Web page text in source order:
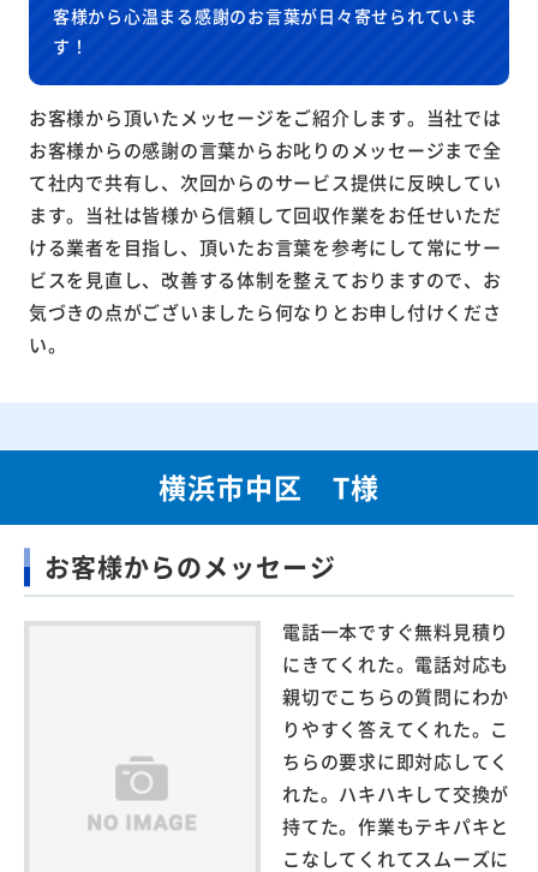
客様から心温まる感謝のお言葉が日々寄せられていま
す！
お客様から頂いたメッセージをご紹介します。当社では
お客様からの感謝の言葉からお叱りのメッセージまで全
て社内で共有し、次回からのサービス提供に反映してい
ます。当社は皆様から信頼して回収作業をお任せいただ
ける業者を目指し、頂いたお言葉を参考にして常にサー
ビスを見直し、改善する体制を整えておりますので、お
気づきの点がございましたら何なりとお申し付けくださ
い。
横浜市中区 T様
お客様からのメッセージ
電話一本ですぐ無料見積り
にきてくれた。電話対応も
親切でこちらの質問にわか
りやすく答えてくれた。こ
ちらの要求に即対応してく
れた。ハキハキして交換が
持てた。作業もテキパキと
こなしてくれてスムーズに